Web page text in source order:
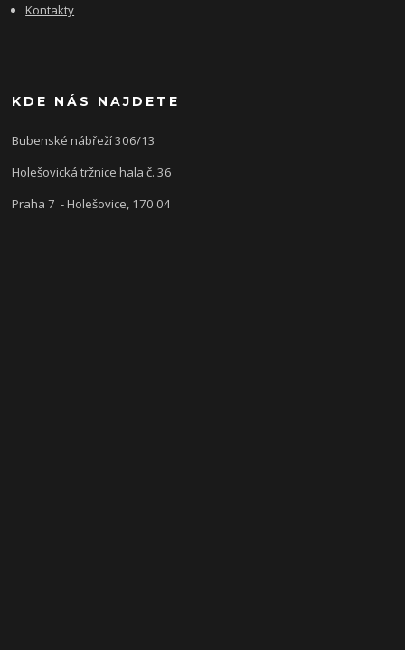
Kontakty
KDE NÁS NAJDETE
Bubenské nábřeží 306/13
Holešovická tržnice hala č. 36
Praha 7 - Holešovice, 170 04